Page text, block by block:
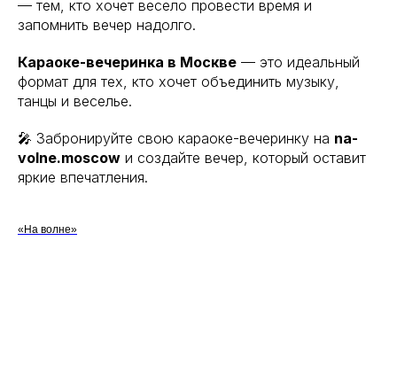
— тем, кто хочет весело провести время и
запомнить вечер надолго.
Караоке-вечеринка в Москве — это идеальный
формат для тех, кто хочет объединить музыку,
танцы и веселье.
🎤 Забронируйте свою караоке-вечеринку на na-
volne.moscow и создайте вечер, который оставит
яркие впечатления.
«На волне»
Вс - Чт - с 12:00 до 00:00
Пт и Сб - с 12:00 до 05:00
Саввинская набережная, 12с8
Отправить заявку